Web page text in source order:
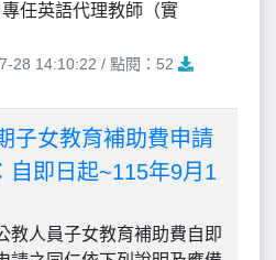
任英語代理教師（實
28 14:10:22 / 點閱：52
子女教育補助費申請
自即日起~115年9月1
教人員子女教育補助費自即